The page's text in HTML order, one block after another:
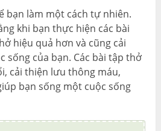
bạn làm một cách tự nhiên.
khi bạn thực hiện các bài
hiệu quả hơn và cũng cải
sống của bạn. Các bài tập thở
cải thiện lưu thông máu,
bạn sống một cuộc sống